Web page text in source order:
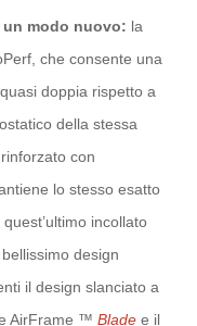
modo nuovo: la
che consente una
doppia rispetto a
della stessa
con
lo stesso esatto
incollato
design
il design slanciato a
AirFrame ™ Blade e il